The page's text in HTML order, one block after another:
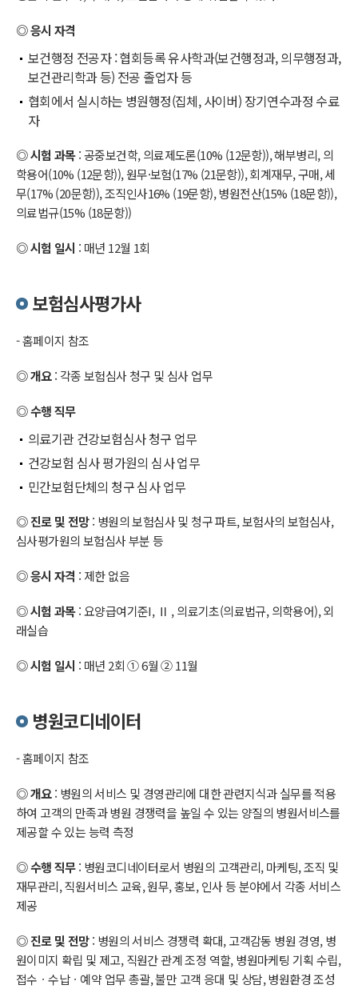
◎ 응시 자격
보건행정 전공자 : 협회등록 유사학과(보건행정과, 의무행정과,
보건관리학과 등) 전공 졸업자 등
협회에서 실시하는 병원행정(집체, 사이버) 장기연수과정 수료
자
◎ 시험 과목: 공중보건학, 의료제도론(10% (12문항)), 해부병리, 의
학용어(10% (12문항)), 원무·보험(17% (21문항)), 회계재무, 구매, 세
무(17% (20문항)), 조직인사16% (19문항), 병원전산(15% (18문항)),
의료법규(15% (18문항))
◎ 시험 일시 : 매년 12월 1회
보험심사평가사
- 홈페이지 참조
◎ 개요: 각종 보험심사 청구 및 심사 업무
◎ 수행 직무
의료기관 건강보험심사 청구 업무
건강보험 심사 평가원의 심사 업무
민간보험단체의 청구 심사 업무
◎ 진로 및 전망: 병원의 보험심사 및 청구 파트, 보험사의 보험심사,
심사평가원의 보험심사 부분 등
◎ 응시 자격 : 제한 없음
◎ 시험 과목: 요양급여기준I, Ⅱ , 의료기초(의료법규, 의학용어), 외
래실습
◎ 시험 일시 : 매년 2회 ① 6월 ② 11월
병원코디네이터
- 홈페이지 참조
◎ 개요: 병원의 서비스 및 경영관리에 대한 관련지식과 실무를 적용
하여 고객의 만족과 병원 경쟁력을 높일 수 있는 양질의 병원서비스를
제공할 수 있는 능력 측정
◎ 수행 직무: 병원코디네이터로서 병원의 고객관리, 마케팅, 조직 및
재무관리, 직원서비스 교육, 원무, 홍보, 인사 등 분야에서 각종 서비스
제공
◎ 진로 및 전망: 병원의 서비스 경쟁력 확대, 고객감동 병원 경영, 병
원이미지 확립 및 제고, 직원간 관계 조정 역할, 병원마케팅 기획 수립,
접수ㆍ수납ㆍ예약 업무 총괄, 불만 고객 응대 및 상담, 병원환경 조성